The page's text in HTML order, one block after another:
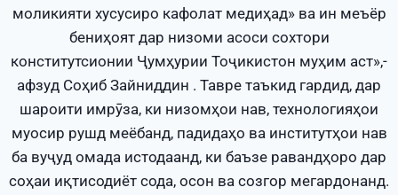
моликияти хусусиро кафолат медиҳад» ва ин меъёр
бениҳоят дар низоми асоси сохтори
конститутсионии Ҷумҳурии Тоҷикистон муҳим аст»,-
афзуд Соҳиб Зайниддин . Тавре таъкид гардид, дар
шароити имрӯза, ки низомҳои нав, технологияҳои
муосир рушд меёбанд, падидаҳо ва институтҳои нав
ба вуҷуд омада истодаанд, ки баъзе равандҳоро дар
соҳаи иқтисодиёт сода, осон ва созгор мегардонанд.